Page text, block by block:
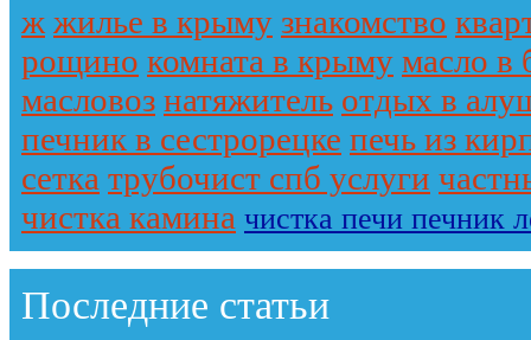
ж жилье в крыму знакомство
рощино комната в крыму масло в
масловоз натяжитель отдых в
печник в сестрорецке печь из
сетка трубочист спб услуги
чистка камина чистка печи печник
Последние статьи